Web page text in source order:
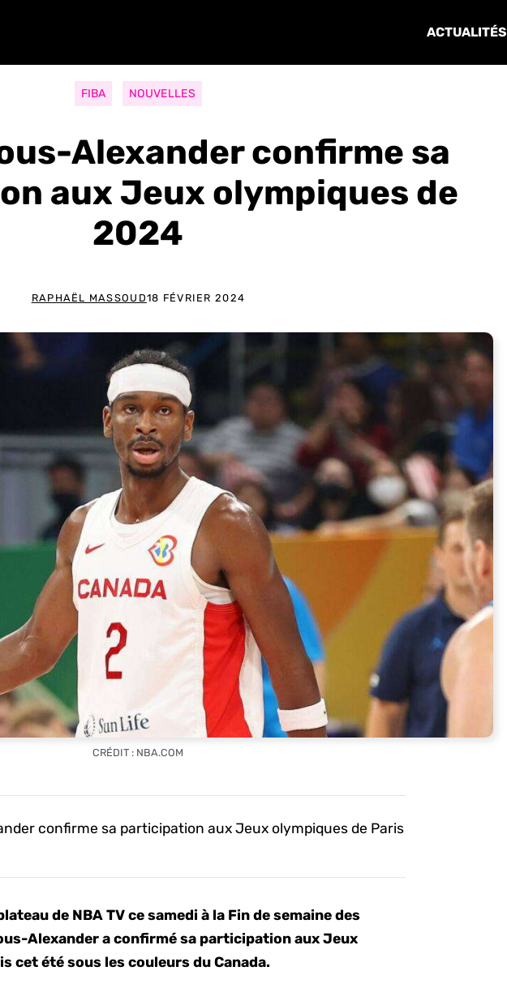
ACTUALITÉS
FIBA NOUVELLES
Alexander confirme sa
aux Jeux olympiques de
2024
RAPHAËL MASSOUD18 FÉVRIER 2024
CRÉDIT : NBA.COM
confirme sa participation aux Jeux olympiques de Paris
de NBA TV ce samedi à la Fin de semaine des
Alexander a confirmé sa participation aux Jeux
cet été sous les couleurs du Canada.